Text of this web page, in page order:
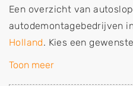
Een overzicht van
autodemontagebedrijven
Holland. Kies een
uit de lijst die
Toon meer